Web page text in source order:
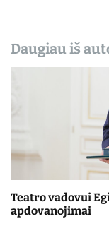
Daugiau iš
Teatro vadovui
apdovanojimai